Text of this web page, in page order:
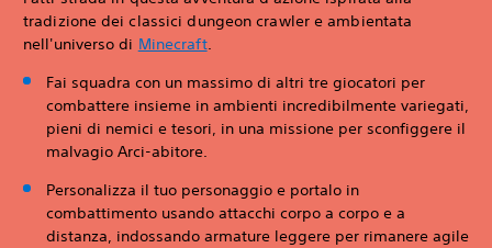
tradizione dei classici dungeon crawler e ambientata
nell'universo di Minecraft.
Fai squadra con un massimo di altri tre giocatori per
combattere insieme in ambienti incredibilmente variegati,
pieni di nemici e tesori, in una missione per sconfiggere il
malvagio Arci-abitore.
Personalizza il tuo personaggio e portalo in
combattimento usando attacchi corpo a corpo e a
distanza, indossando armature leggere per rimanere agile